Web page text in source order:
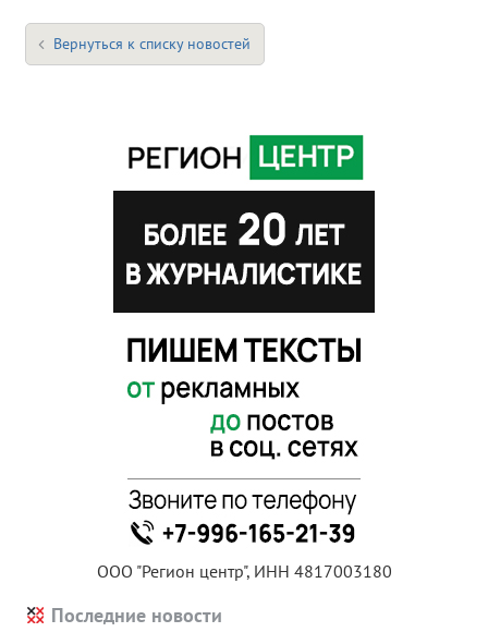
Вернуться к списку новостей
ООО "Регион центр", ИНН 4817003180
Последние новости